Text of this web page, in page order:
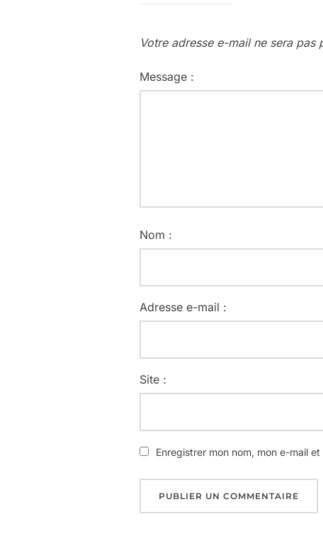
Votre adresse e-mail ne sera pas
Message :
Nom :
Adresse e-mail :
Site :
Enregistrer mon nom, mon e-mail